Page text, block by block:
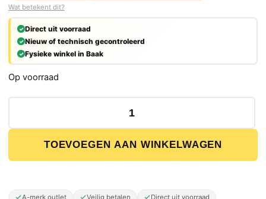
Wat betekent dit?
Direct uit voorraad
Nieuw of technisch gecontroleerd
Fysieke winkel in Baak
Op voorraad
TOEVOEGEN AAN WINKELWAGEN
A-merk outlet Veilig betalen Direct uit voorraad